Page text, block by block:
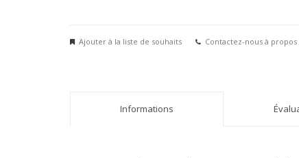
Ajouter à la liste de souhaits Contactez-nous à
Informations